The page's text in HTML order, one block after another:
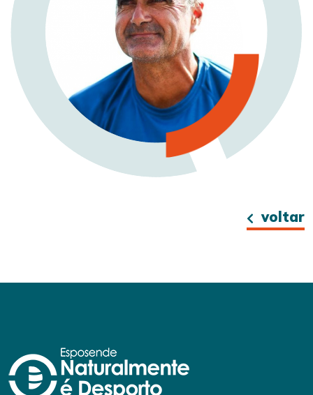
voltar